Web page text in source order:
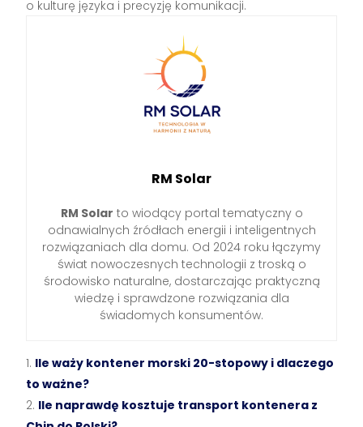
o kulturę języka i precyzję komunikacji.
RM Solar
RM Solar to wiodący portal tematyczny o
odnawialnych źródłach energii i inteligentnych
rozwiązaniach dla domu. Od 2024 roku łączymy
świat nowoczesnych technologii z troską o
środowisko naturalne, dostarczając praktyczną
wiedzę i sprawdzone rozwiązania dla
świadomych konsumentów.
Ile waży kontener morski 20-stopowy i dlaczego
to ważne?
Ile naprawdę kosztuje transport kontenera z